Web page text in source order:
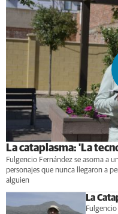
La cataplasma: 'La
Fulgencio Fernández se asoma a
personajes que nunca llegaron a
alguien
La